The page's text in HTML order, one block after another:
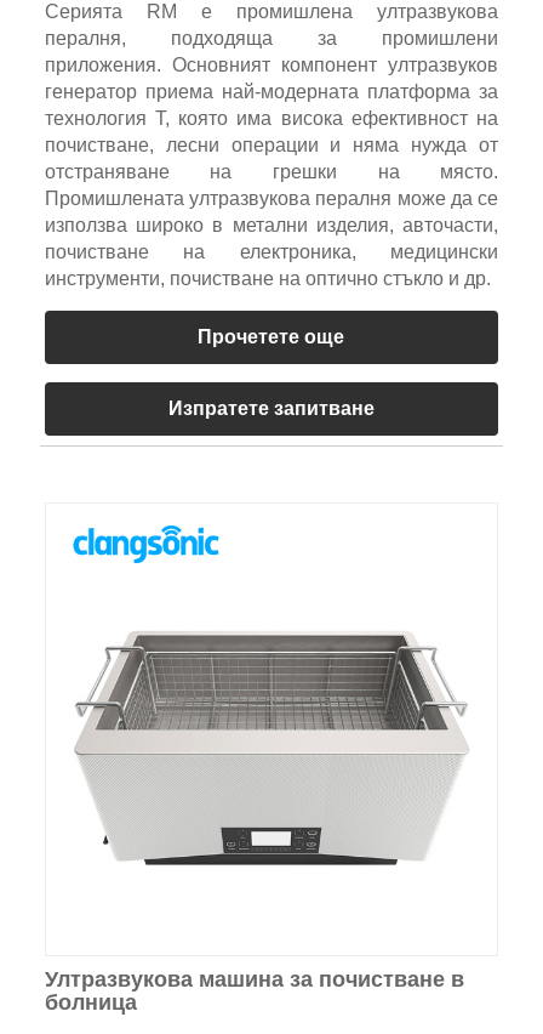
Серията RM е промишлена ултразвукова
пералня, подходяща за промишлени
приложения. Основният компонент ултразвуков
генератор приема най-модерната платформа за
технология T, която има висока ефективност на
почистване, лесни операции и няма нужда от
отстраняване на грешки на място.
Промишлената ултразвукова пералня може да се
използва широко в метални изделия, авточасти,
почистване на електроника, медицински
инструменти, почистване на оптично стъкло и др.
Прочетете още
Изпратете запитване
Ултразвукова машина за почистване в
болница